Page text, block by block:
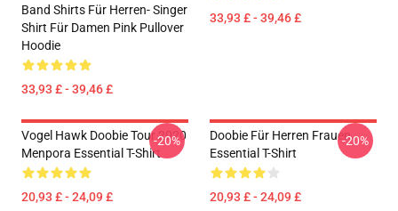
Band Shirts Für Herren- Singer
Shirt Für Damen Pink Pullover
Hoodie
33,93 £ - 39,46 £
33,93 £ - 39,46 £
Vogel Hawk Doobie Tour 2020
Menpora Essential T-Shirt
20,93 £ - 24,09 £
-20%
Doobie Für Herren Frauen
Essential T-Shirt
20,93 £ - 24,09 £
-20%